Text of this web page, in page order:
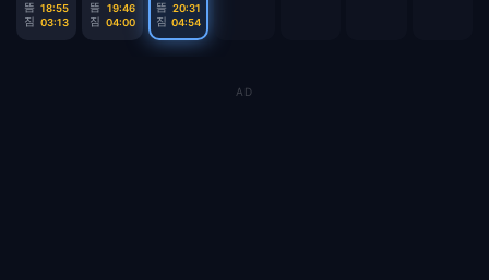
뜸 18:55
짐 03:13
뜸
19:46
짐 04:00
뜸 20:31
짐 04:54
AD